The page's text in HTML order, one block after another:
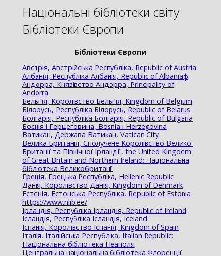
Національні бібліотеки світу
Бібліотеки Європи
Бібліотеки Європи
Австрія, Австрійська Республіка, Republic of Austria
Албанія, Республіка Албанія, Republic of Albaniaф
Андорра, Князівство Андорра, Principality of
Andorra
Бельґія, Королівство Бельґія, Kingdom of Belgium
Білорусь, Республіка Білорусь, Republic of Belarus
Болгарія, Республіка Болгарія, Republic of Bulgaria
Боснія і Герцеґовина, Bosnia і Herzegovina
Ватикан, Держава Ватикан, Vatican City
Велика Британія, Сполучене Королівство Великої
Британії та Північної Ірландії, the United Kingdom
of Great Britain and Northern Ireland: Національна
бібліотека Великобританії
Греція, Грецька Республіка, Hellenic Republic
Данія, Королівство Данія, Kingdom of Denmark
Естонія, Естонська Республіка, Republic of Estonia
https://www.nlib.ee/
Ірландія, Республіка Ірландія, Republic of Ireland
Ісландія, Республіка Ісландія, Iceland
Іспанія, Королівство Іспанія, Kingdom of Spain
Італія, Італійська Республіка, Italian Republic:
Національна бібліотека Неаполя
Центральна національна бібліотека Флоренції